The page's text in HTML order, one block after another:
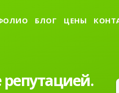
БЛОГ ЦЕНЫ